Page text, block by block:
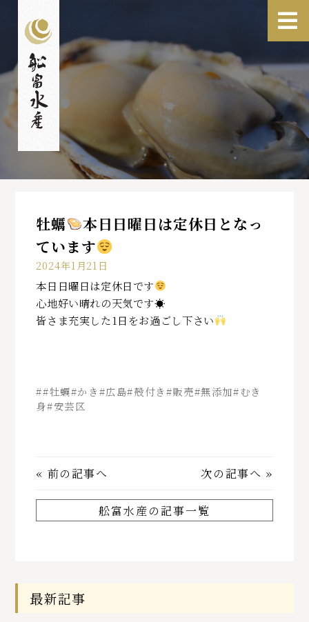
牡蠣
本日日曜日は定休日となっ
ています
2024年1月21日
本日日曜日は定休日です
心地好い晴れの天気です☀
皆さま充実した1日をお過ごし下さい
##牡蠣#かき#広島#殻付き#販売#無添加#むき
身#安芸区
« 前の記事へ 次の記事へ »
舩富水産の記事一覧
最新記事